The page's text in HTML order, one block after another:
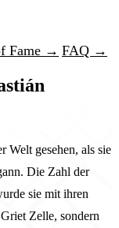
Fame → FAQ →
Welt gesehen, als sie
Die Zahl der
sie mit ihren
Zelle, sondern